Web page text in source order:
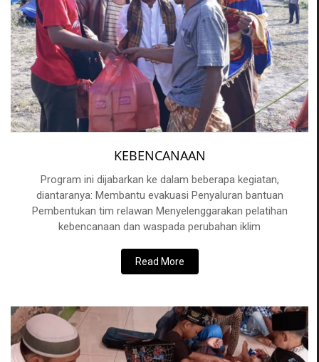
KEBENCANAAN
Program ini dijabarkan ke dalam beberapa kegiatan,
diantaranya: Membantu evakuasi Penyaluran bantuan
Pembentukan tim relawan Menyelenggarakan pelatihan
kebencanaan dan waspada perubahan iklim
Read More